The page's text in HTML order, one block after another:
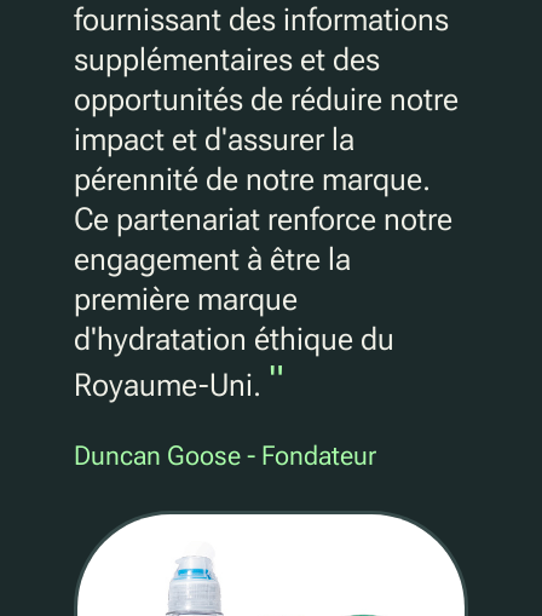
fournissant des informations
supplémentaires et des
opportunités de réduire notre
impact et d'assurer la
pérennité de notre marque.
Ce partenariat renforce notre
engagement à être la
première marque
d'hydratation éthique du
Royaume-Uni. "
Duncan Goose - Fondateur